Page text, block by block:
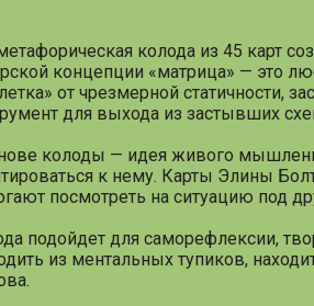
колода из 45 карт
концепции «матрица» — это
от чрезмерной статичности,
для выхода из застывших
колоды — идея живого
к нему. Карты Элины
посмотреть на ситуацию под
подойдет для саморефлексии,
из ментальных тупиков,